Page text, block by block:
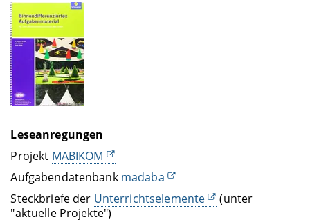
Leseanregungen
Projekt MABIKOM
Aufgabendatenbank madaba
Steckbriefe der Unterrichtselemente
(unter
"aktuelle Projekte")